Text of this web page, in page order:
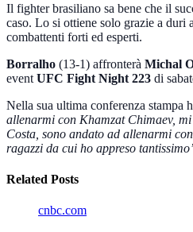
Il fighter brasiliano sa bene che il
caso. Lo si ottiene solo grazie a duri
combattenti forti ed esperti.
Borralho (13-1) affronterà Michal
event UFC Fight Night 223 di
Nella sua ultima conferenza stampa
allenarmi con Khamzat Chimaev,
Costa, sono andato ad allenarmi
ragazzi da cui ho appreso
Related Posts
cnbc.com